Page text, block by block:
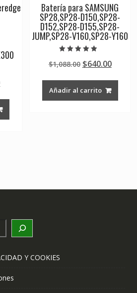
Current
$340.00.
Batería para SAMSUNG
SP28,SP28-D150,SP28-
D152,SP28-D155,SP28-
JUMP,SP28-V160,SP28-Y160
4.50
de 5
$1,088.00 Original
was:
$1,088.00.
$640.00
Añadir al carrito
Y COOKIES